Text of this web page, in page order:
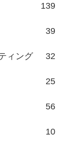
139
39
ィング 32
25
56
10